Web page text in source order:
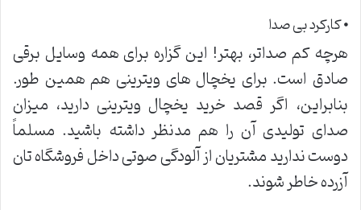
⦁ کارکرد بی صدا
هرچه کم صداتر، بهتر! این گزاره برای همه وسایل برقی
صادق است. برای یخچال های ویترینی هم همین طور.
بنابراین، اگر قصد خرید یخچال ویترینی دارید، میزان
صدای تولیدی آن را هم مدنظر داشته باشید. مسلماً
دوست ندارید مشتریان از آلودگی صوتی داخل فروشگاه تان
آزرده خاطر شوند.